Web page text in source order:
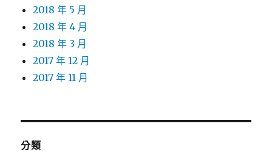
2018 年 5 月
2018 年 4 月
2018 年 3 月
2017 年 12 月
2017 年 11 月
分類